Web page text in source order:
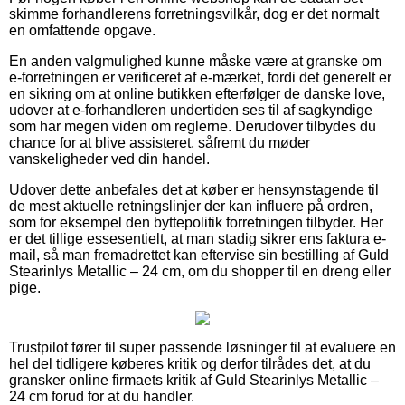
skimme forhandlerens forretningsvilkår, dog er det normalt
en omfattende opgave.
En anden valgmulighed kunne måske være at granske om
e-forretningen er verificeret af e-mærket, fordi det generelt er
en sikring om at online butikken efterfølger de danske love,
udover at e-forhandleren undertiden ses til af sagkyndige
som har megen viden om reglerne. Derudover tilbydes du
chance for at blive assisteret, såfremt du møder
vanskeligheder ved din handel.
Udover dette anbefales det at køber er hensynstagende til
de mest aktuelle retningslinjer der kan influere på ordren,
som for eksempel den byttepolitik forretningen tilbyder. Her
er det tillige essesentielt, at man stadig sikrer ens faktura e-
mail, så man fremadrettet kan eftervise sin bestilling af Guld
Stearinlys Metallic – 24 cm, om du shopper til en dreng eller
pige.
Trustpilot fører til super passende løsninger til at evaluere en
hel del tidligere køberes kritik og derfor tilrådes det, at du
gransker online firmaets kritik af Guld Stearinlys Metallic –
24 cm forud for at du handler.